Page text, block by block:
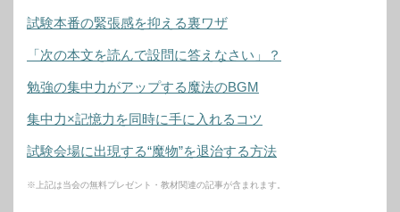
試験本番の緊張感を抑える裏ワザ
「次の本文を読んで設問に答えなさい」？
勉強の集中力がアップする魔法のBGM
集中力×記憶力を同時に手に入れるコツ
試験会場に出現する“魔物”を退治する方法
※上記は当会の無料プレゼント・教材関連の記事が含まれます。